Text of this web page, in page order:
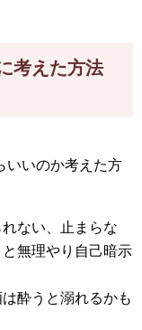
考えた方法
いいのか考えた方
ない、止まらな
無理やり自己暗示
酔うと溺れるかも